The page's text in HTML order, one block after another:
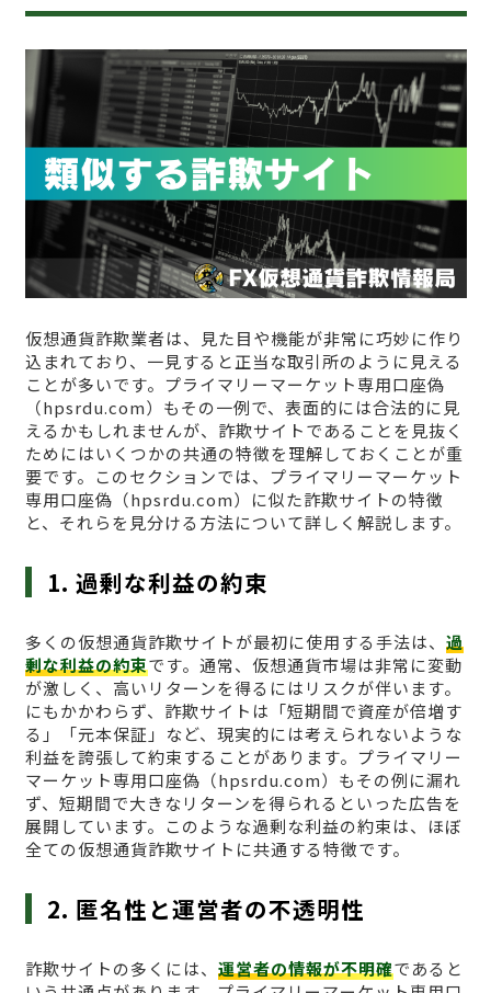
仮想通貨詐欺業者は、見た目や機能が非常に巧妙に作り
込まれており、一見すると正当な取引所のように見える
ことが多いです。プライマリーマーケット専用口座偽
（hpsrdu.com）もその一例で、表面的には合法的に見
えるかもしれませんが、詐欺サイトであることを見抜く
ためにはいくつかの共通の特徴を理解しておくことが重
要です。このセクションでは、プライマリーマーケット
専用口座偽（hpsrdu.com）に似た詐欺サイトの特徴
と、それらを見分ける方法について詳しく解説します。
1. 過剰な利益の約束
多くの仮想通貨詐欺サイトが最初に使用する手法は、 過
剰な利益の約束です。通常、仮想通貨市場は非常に変動
が激しく、高いリターンを得るにはリスクが伴います。
にもかかわらず、詐欺サイトは「短期間で資産が倍増す
る」「元本保証」など、現実的には考えられないような
利益を誇張して約束することがあります。プライマリー
マーケット専用口座偽（hpsrdu.com）もその例に漏れ
ず、短期間で大きなリターンを得られるといった広告を
展開しています。このような過剰な利益の約束は、ほぼ
全ての仮想通貨詐欺サイトに共通する特徴です。
2. 匿名性と運営者の不透明性
詐欺サイトの多くには、 運営者の情報が不明確であると